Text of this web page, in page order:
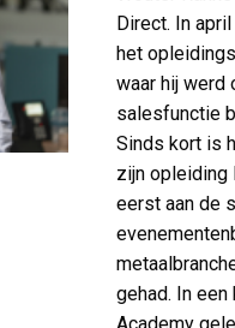
Direct. In
het
waar hij werd
salesfunctie
Sinds kort is
zijn opleiding
eerst aan de
gehad. In